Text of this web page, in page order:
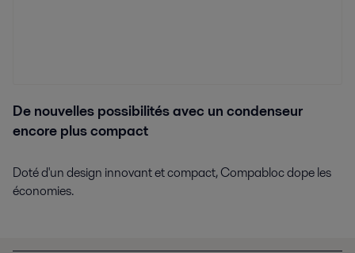
De nouvelles possibilités avec un condenseur
encore plus compact
Doté d'un design innovant et compact, Compabloc dope les
économies.